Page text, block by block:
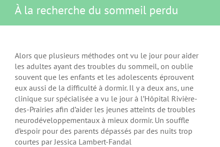
À la recherche du sommeil perdu
Alors que plusieurs méthodes ont vu le jour pour aider
les adultes ayant des troubles du sommeil, on oublie
souvent que les enfants et les adolescents éprouvent
eux aussi de la difficulté à dormir. Il y a deux ans, une
clinique sur spécialisée a vu le jour à l’Hôpital Rivière-
des-Prairies afin d’aider les jeunes atteints de troubles
neurodéveloppementaux à mieux dormir. Un souffle
d’espoir pour des parents dépassés par des nuits trop
courtes par Jessica Lambert-Fandal